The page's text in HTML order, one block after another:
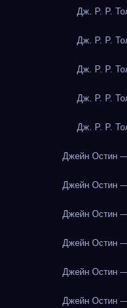
Дж. Р. Р.
Дж. Р. Р.
Дж. Р. Р.
Дж. Р. Р.
Дж. Р. Р.
Джейн Остин
Джейн Остин
Джейн Остин
Джейн Остин
Джейн Остин
Джейн Остин